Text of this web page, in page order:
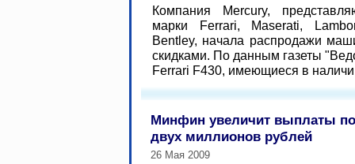
Компания Mercury,
марки Ferrari, Maserati,
Bentley, начала распродажи
скидками. По данным газеты
Ferrari F430, имеющиеся в
Минфин увеличит выплаты
двух миллионов рублей
26 Мая 2009